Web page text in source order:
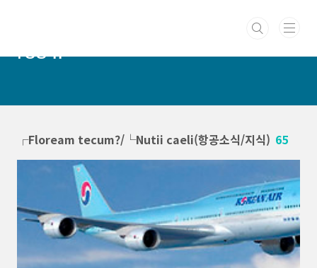
PUERCAELI :: cotidie hodie
res ::
┌Floream tecum?/└Nutii caeli(항공소식/지식) 65